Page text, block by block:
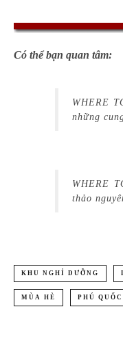
Có thể bạn quan tâm:
WHERE
những
WHERE
thảo
KHU NGHỈ DƯỠNG
MÙA HÈ PHÚ QUỐC